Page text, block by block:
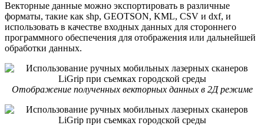
Векторные данные можно экспортировать в различные
форматы, такие как shp, GEOTSON, KML, CSV и dxf, и
использовать в качестве входных данных для стороннего
программного обеспечения для отображения или дальнейшей
обработки данных.
Отображение полученных векторных данных в 2Д режиме